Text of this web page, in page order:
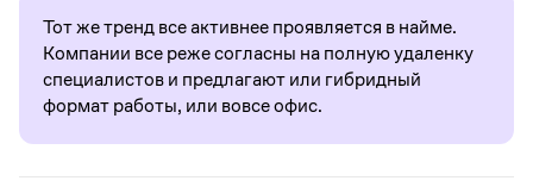
Тот же тренд все активнее проявляется в найме.
Компании все реже согласны на полную удаленку
специалистов и предлагают или гибридный
формат работы, или вовсе офис.